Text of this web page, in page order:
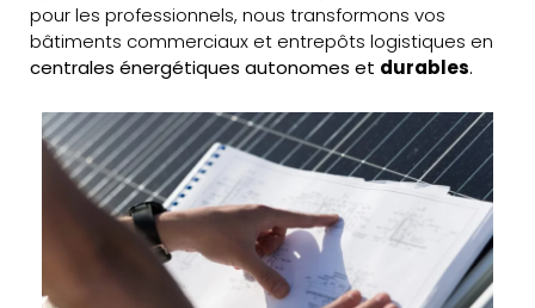
pour les professionnels, nous transformons vos
bâtiments commerciaux et entrepôts logistiques en
centrales énergétiques autonomes et durables.